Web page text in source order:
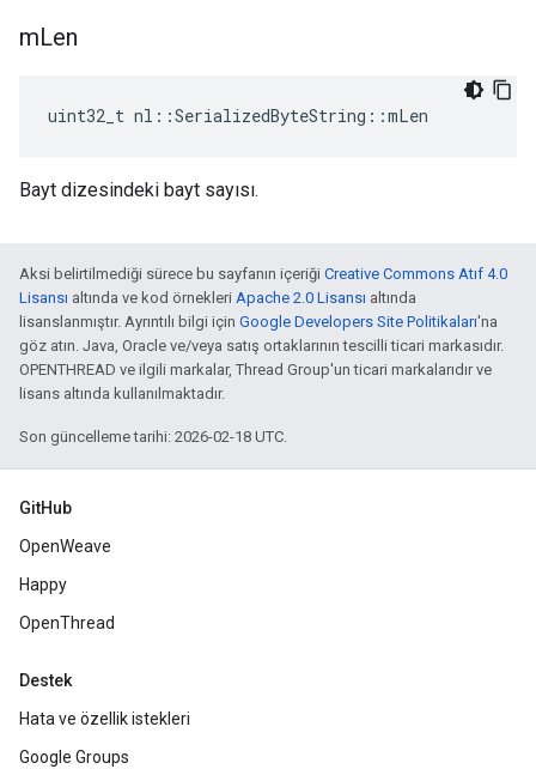
mLen
uint32_t nl::SerializedByteString::mLen
Bayt dizesindeki bayt sayısı.
Aksi belirtilmediği sürece bu sayfanın içeriği Creative Commons Atıf 4.0
Lisansı altında ve kod örnekleri Apache 2.0 Lisansı altında
lisanslanmıştır. Ayrıntılı bilgi için Google Developers Site Politikaları'na
göz atın. Java, Oracle ve/veya satış ortaklarının tescilli ticari markasıdır.
OPENTHREAD ve ilgili markalar, Thread Group'un ticari markalarıdır ve
lisans altında kullanılmaktadır.
Son güncelleme tarihi: 2026-02-18 UTC.
GitHub
OpenWeave
Happy
OpenThread
Destek
Hata ve özellik istekleri
Google Groups